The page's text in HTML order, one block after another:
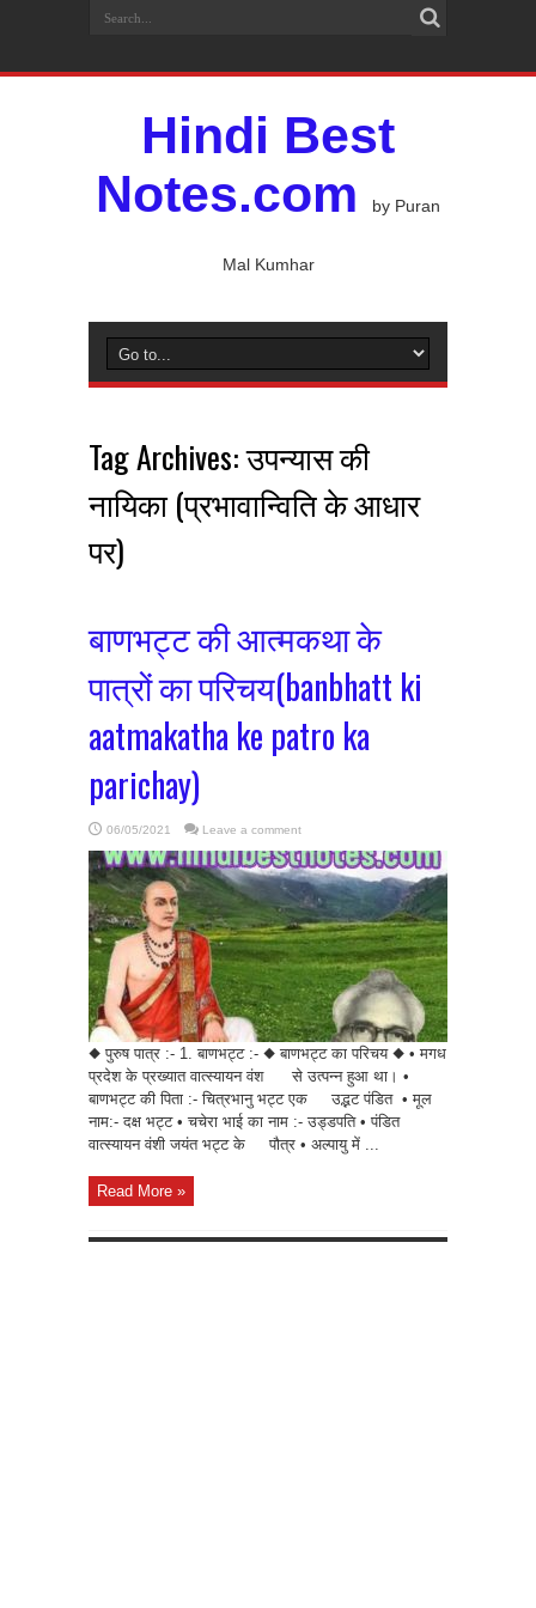
Hindi Best
Notes.com
by Puran
Mal Kumhar
Tag Archives:उपन्यास की
नायिका (प्रभावान्विति के आधार
पर)
बाणभट्ट की आत्मकथा के
पात्रों का परिचय(banbhatt ki
aatmakatha ke patro ka
parichay)
06/05/2021 Leave a comment
◆ पुरुष पात्र :- 1. बाणभट्ट :- ◆ बाणभट्ट का परिचय ◆ • मगध
प्रदेश के प्रख्यात वात्स्यायन वंश से उत्पन्न हुआ था। •
बाणभट्ट की पिता :- चित्रभानु भट्ट एक उद्भट पंडित • मूल
नाम:- दक्ष भट्ट • चचेरा भाई का नाम :- उड्डपति • पंडित
वात्स्यायन वंशी जयंत भट्ट के पौत्र • अल्पायु में ...
Read More »